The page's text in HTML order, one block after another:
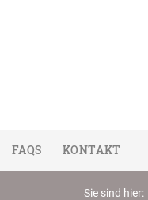
FAQS KONTAKT
Sie sind hier: